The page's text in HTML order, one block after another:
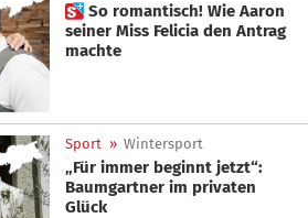
 So romantisch! Wie Aaron
seiner Miss Felicia den Antrag
machte
Sport » Wintersport
„Für immer beginnt jetzt“:
Baumgartner im privaten
Glück